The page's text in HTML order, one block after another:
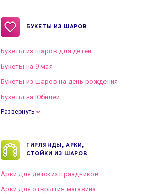
БУКЕТЫ ИЗ ШАРОВ
Букеты из шаров для детей
Букеты на 9 мая
Букеты из шаров на день рождения
Букеты на Юбилей
Развернуть
ГИРЛЯНДЫ, АРКИ,
СТОЙКИ ИЗ ШАРОВ
Арки для детских праздников
Арки для открытия магазина